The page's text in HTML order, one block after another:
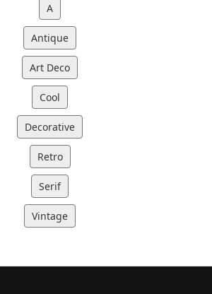
A
Antique
Art Deco
Cool
Decorative
Retro
Serif
Vintage